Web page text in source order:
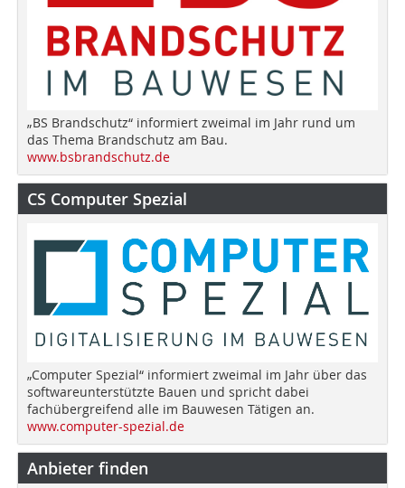
„BS Brandschutz“ informiert zweimal im Jahr rund um
das Thema Brandschutz am Bau.
www.bsbrandschutz.de
CS Computer Spezial
„Computer Spezial“ informiert zweimal im Jahr über das
softwareunterstützte Bauen und spricht dabei
fachübergreifend alle im Bauwesen Tätigen an.
www.computer-spezial.de
Anbieter finden